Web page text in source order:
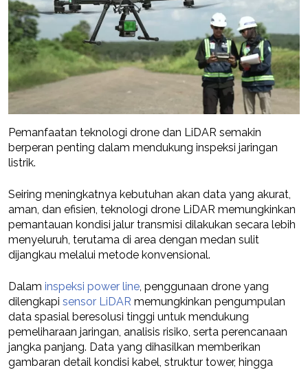
Pemanfaatan teknologi drone dan LiDAR semakin
berperan penting dalam mendukung inspeksi jaringan
listrik.
Seiring meningkatnya kebutuhan akan data yang akurat,
aman, dan efisien, teknologi drone LiDAR memungkinkan
pemantauan kondisi jalur transmisi dilakukan secara lebih
menyeluruh, terutama di area dengan medan sulit
dijangkau melalui metode konvensional.
Dalam inspeksi power line, penggunaan drone yang
dilengkapi sensor LiDAR memungkinkan pengumpulan
data spasial beresolusi tinggi untuk mendukung
pemeliharaan jaringan, analisis risiko, serta perencanaan
jangka panjang. Data yang dihasilkan memberikan
gambaran detail kondisi kabel, struktur tower, hingga